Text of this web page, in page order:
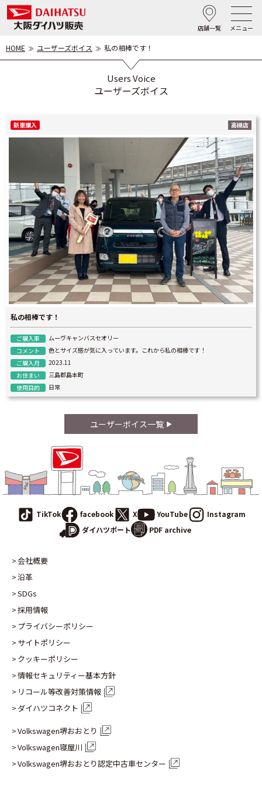
店舗一覧 メニュー
HOME ユーザーズボイス 私の相棒です！
Users Voice
ユーザーズボイス
新車購入 高槻店
私の相棒です！
ご購入車
ムーヴキャンバスセオリー
コメント
色とサイズ感が気に入っています。これから私の相棒です！
ご購入月
2023.11
お住まい
三島郡島本町
使用目的
日常
ユーザーボイス一覧
TikTok facebook X YouTube
Instagram
ダイハツポート
PDF archive
会社概要
沿革
SDGs
採用情報
プライバシーポリシー
サイトポリシー
クッキーポリシー
情報セキュリティー基本方針
リコール等改善対策情報
ダイハツコネクト
Volkswagen堺おおとり
Volkswagen寝屋川
Volkswagen堺おおとり認定中古車センター